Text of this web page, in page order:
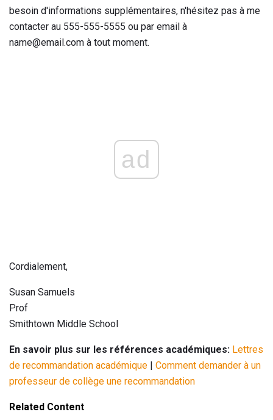
besoin d'informations supplémentaires, n'hésitez pas à me
contacter au 555-555-5555 ou par email à
name@email.com à tout moment.
ad
Cordialement,
Susan Samuels
Prof
Smithtown Middle School
En savoir plus sur les références académiques: Lettres
de recommandation académique | Comment demander à un
professeur de collège une recommandation
Related Content